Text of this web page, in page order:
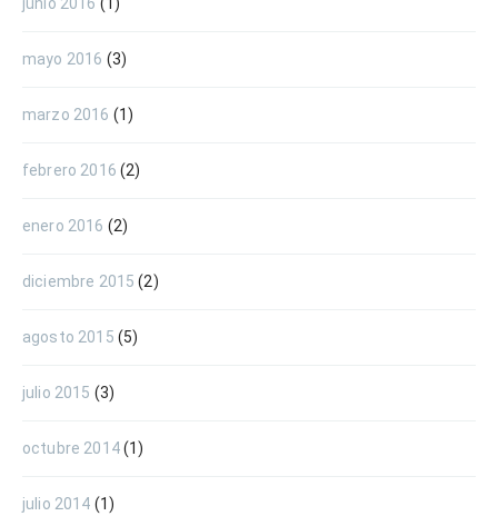
junio 2016 (1)
mayo 2016 (3)
marzo 2016 (1)
febrero 2016 (2)
enero 2016 (2)
diciembre 2015 (2)
agosto 2015 (5)
julio 2015 (3)
octubre 2014(1)
julio 2014 (1)